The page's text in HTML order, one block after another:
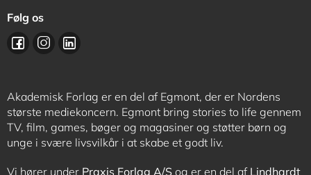
Følg os
Akademisk Forlag er en del af Egmont, der er Nordens
største mediekoncern. Egmont bring stories to life gennem
TV, film, games, bøger og magasiner og støtter børn og
unge i svære livsvilkår i at skabe et godt liv.
Vi hører under Praxis Forlag A/S og er en del af Lindhardt